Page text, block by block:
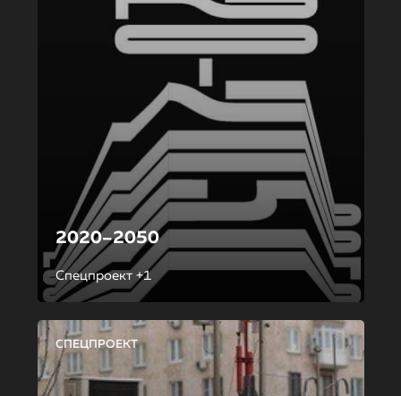
2020–2050
Спецпроект +1
СПЕЦПРОЕКТ